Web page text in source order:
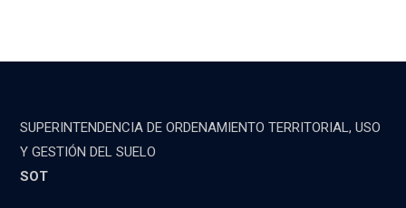
SUPERINTENDENCIA DE ORDENAMIENTO TERRITORIAL, USO
Y GESTIÓN DEL SUELO
SOT